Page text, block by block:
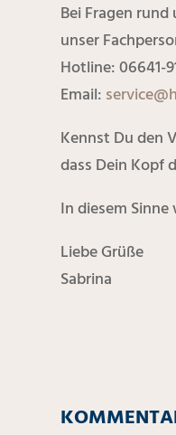
Bei Fragen
unser
Hotline: 06641-
Email:
Kennst Du den
dass Dein Kopf
In diesem
Liebe Grüße
Sabrina